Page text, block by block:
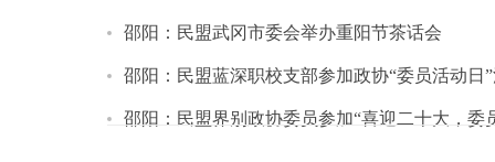
邵阳：民盟武冈市委会举办重阳节茶话会
邵阳：民盟蓝深职校支部参加政协“委员活动日
邵阳：民盟界别政协委员参加“喜迎二十大，委